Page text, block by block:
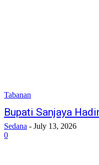
Tabanan
Bupati Sanjaya
Sedana - July 13, 2026
0